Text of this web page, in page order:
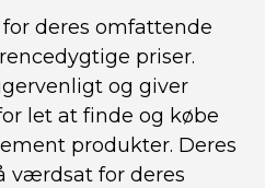
deres omfattende
priser.
og giver
let at finde og købe
produkter. Deres
værdsat for deres